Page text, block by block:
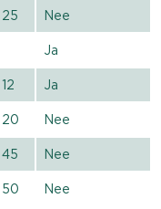
25 Nee
Ja
12 Ja
20 Nee
45 Nee
50 Nee